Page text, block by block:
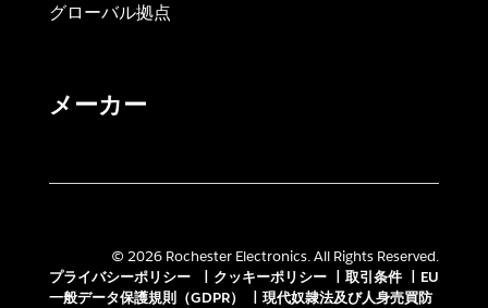
グローバル拠点
メーカー
© 2026 Rochester Electronics. All Rights Reserved.
プライバシーポリシー
クッキーポリシー 取引条件
EU
一般データ保護規則（GDPR）
現代奴隷法及び人身売買防